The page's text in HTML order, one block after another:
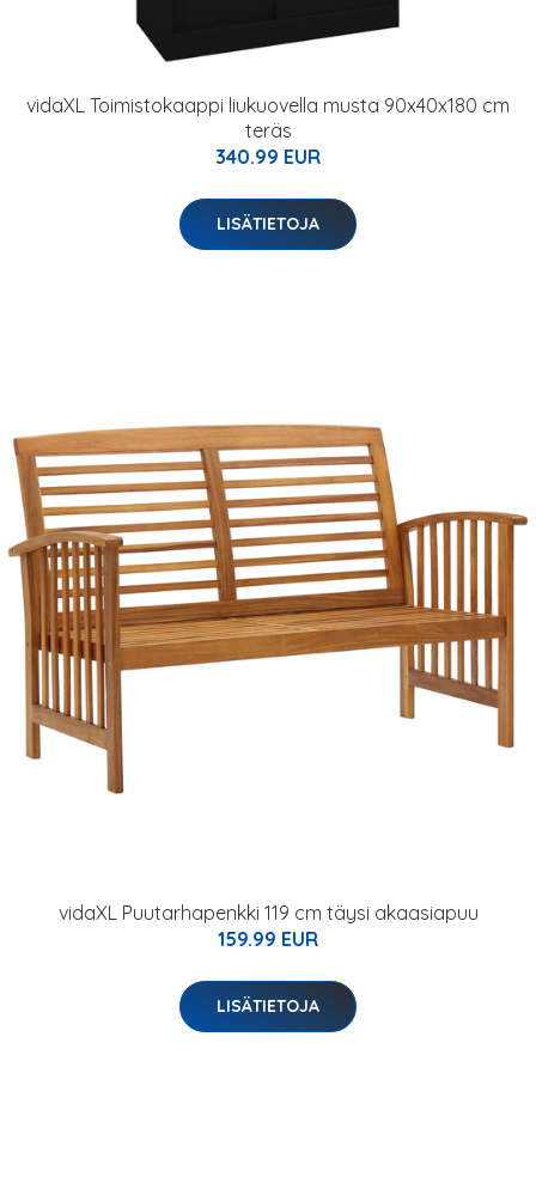
vidaXL Toimistokaappi liukuovella musta 90x40x180 cm
teräs
340.99 EUR
LISÄTIETOJA
vidaXL Puutarhapenkki 119 cm täysi akaasiapuu
159.99 EUR
LISÄTIETOJA